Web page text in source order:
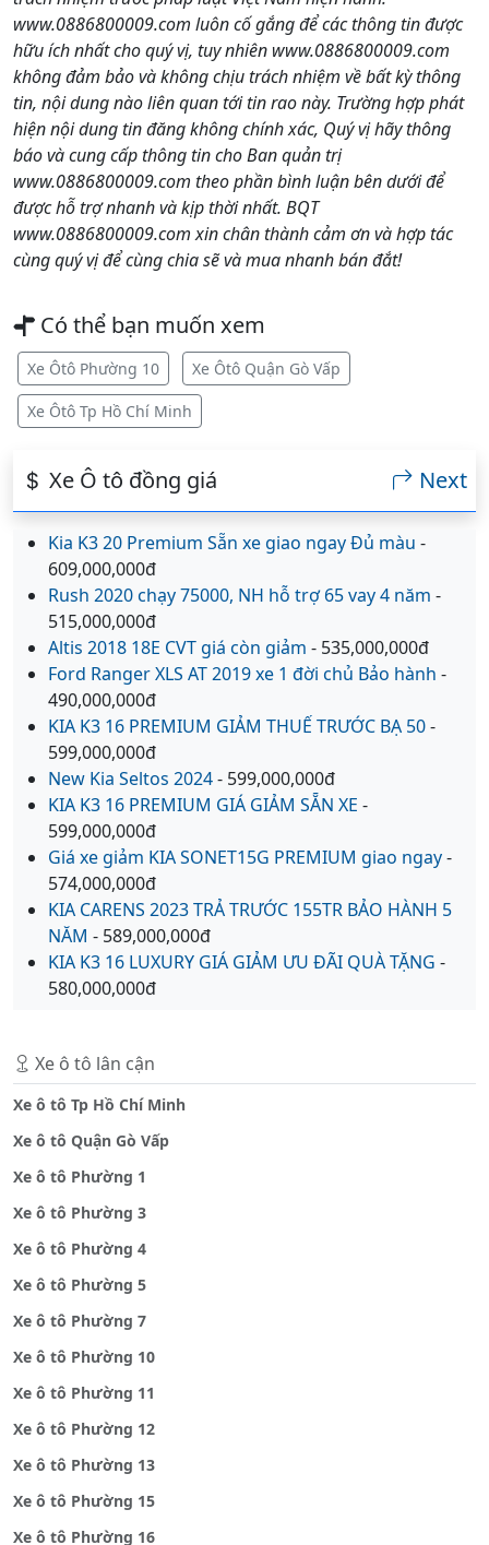
www.0886800009.com luôn cố gắng để các thông tin được
hữu ích nhất cho quý vị, tuy nhiên www.0886800009.com
không đảm bảo và không chịu trách nhiệm về bất kỳ thông
tin, nội dung nào liên quan tới tin rao này. Trường hợp phát
hiện nội dung tin đăng không chính xác, Quý vị hãy thông
báo và cung cấp thông tin cho Ban quản trị
www.0886800009.com theo phần bình luận bên dưới để
được hỗ trợ nhanh và kịp thời nhất. BQT
www.0886800009.com xin chân thành cảm ơn và hợp tác
cùng quý vị để cùng chia sẽ và mua nhanh bán đắt!
Có thể bạn muốn xem
Xe Ôtô Phường 10 Xe Ôtô Quận Gò Vấp
Xe Ôtô Tp Hồ Chí Minh
Xe Ô tô đồng giá Next
Kia K3 20 Premium Sẵn xe giao ngay Đủ màu -
609,000,000đ
Rush 2020 chạy 75000, NH hỗ trợ 65 vay 4 năm -
515,000,000đ
Altis 2018 18E CVT giá còn giảm - 535,000,000đ
Ford Ranger XLS AT 2019 xe 1 đời chủ Bảo hành -
490,000,000đ
KIA K3 16 PREMIUM GIẢM THUẾ TRƯỚC BẠ 50-
599,000,000đ
New Kia Seltos 2024- 599,000,000đ
KIA K3 16 PREMIUM GIÁ GIẢM SẴN XE -
599,000,000đ
Giá xe giảm KIA SONET15G PREMIUM giao ngay-
574,000,000đ
KIA CARENS 2023 TRẢ TRƯỚC 155TR BẢO HÀNH 5
NĂM - 589,000,000đ
KIA K3 16 LUXURY GIÁ GIẢM ƯU ĐÃI QUÀ TẶNG -
580,000,000đ
Xe ô tô lân cận
Xe ô tô Tp Hồ Chí Minh
Xe ô tô Quận Gò Vấp
Xe ô tô Phường 1
Xe ô tô Phường 3
Xe ô tô Phường 4
Xe ô tô Phường 5
Xe ô tô Phường 7
Xe ô tô Phường 10
Xe ô tô Phường 11
Xe ô tô Phường 12
Xe ô tô Phường 13
Xe ô tô Phường 15
Xe ô tô Phường 16